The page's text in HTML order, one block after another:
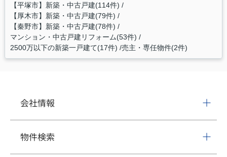
【平塚市】新築・中古戸建(114件)
【厚木市】新築・中古戸建(79件)
【秦野市】新築・中古戸建(78件)
マンション・中古戸建リフォーム(53件)
2500万以下の新築一戸建て(17件) 売主・専任物件(2件)
会社情報
物件検索